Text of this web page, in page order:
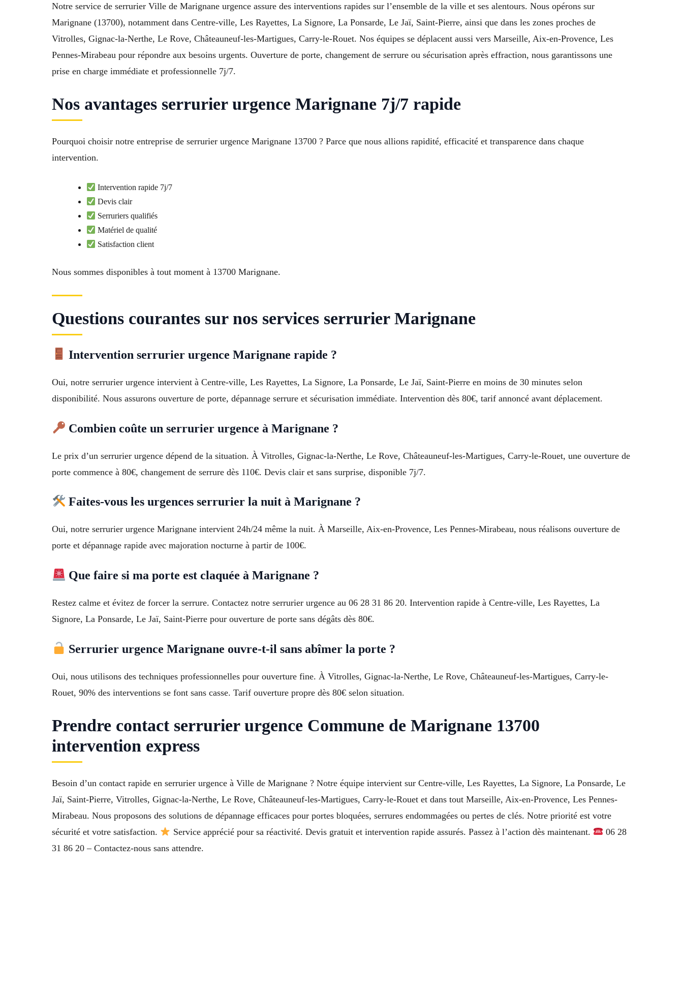
Notre service de serrurier Ville de Marignane urgence assure des interventions rapides sur l’ensemble de la ville et ses alentours. Nous opérons sur
Marignane (13700), notamment dans Centre-ville, Les Rayettes, La Signore, La Ponsarde, Le Jaï, Saint-Pierre, ainsi que dans les zones proches de
Vitrolles, Gignac-la-Nerthe, Le Rove, Châteauneuf-les-Martigues, Carry-le-Rouet. Nos équipes se déplacent aussi vers Marseille, Aix-en-Provence, Les
Pennes-Mirabeau pour répondre aux besoins urgents. Ouverture de porte, changement de serrure ou sécurisation après effraction, nous garantissons une
prise en charge immédiate et professionnelle 7j/7.
Nos avantages serrurier urgence Marignane 7j/7 rapide
Pourquoi choisir notre entreprise de serrurier urgence Marignane 13700 ? Parce que nous allions rapidité, efficacité et transparence dans chaque
intervention.
Intervention rapide 7j/7
Devis clair
Serruriers qualifiés
Matériel de qualité
Satisfaction client
Nous sommes disponibles à tout moment à 13700 Marignane.
Questions courantes sur nos services serrurier Marignane
Intervention serrurier urgence Marignane rapide ?
Oui, notre serrurier urgence intervient à Centre-ville, Les Rayettes, La Signore, La Ponsarde, Le Jaï, Saint-Pierre en moins de 30 minutes selon
disponibilité. Nous assurons ouverture de porte, dépannage serrure et sécurisation immédiate. Intervention dès 80€, tarif annoncé avant déplacement.
Combien coûte un serrurier urgence à Marignane ?
Le prix d’un serrurier urgence dépend de la situation. À Vitrolles, Gignac-la-Nerthe, Le Rove, Châteauneuf-les-Martigues, Carry-le-Rouet, une ouverture de
porte commence à 80€, changement de serrure dès 110€. Devis clair et sans surprise, disponible 7j/7.
Faites-vous les urgences serrurier la nuit à Marignane ?
Oui, notre serrurier urgence Marignane intervient 24h/24 même la nuit. À Marseille, Aix-en-Provence, Les Pennes-Mirabeau, nous réalisons ouverture de
porte et dépannage rapide avec majoration nocturne à partir de 100€.
Que faire si ma porte est claquée à Marignane ?
Restez calme et évitez de forcer la serrure. Contactez notre serrurier urgence au 06 28 31 86 20. Intervention rapide à Centre-ville, Les Rayettes, La
Signore, La Ponsarde, Le Jaï, Saint-Pierre pour ouverture de porte sans dégâts dès 80€.
Serrurier urgence Marignane ouvre-t-il sans abîmer la porte ?
Oui, nous utilisons des techniques professionnelles pour ouverture fine. À Vitrolles, Gignac-la-Nerthe, Le Rove, Châteauneuf-les-Martigues, Carry-le-
Rouet, 90% des interventions se font sans casse. Tarif ouverture propre dès 80€ selon situation.
Prendre contact serrurier urgence Commune de Marignane 13700
intervention express
Besoin d’un contact rapide en serrurier urgence à Ville de Marignane ? Notre équipe intervient sur Centre-ville, Les Rayettes, La Signore, La Ponsarde, Le
Jaï, Saint-Pierre, Vitrolles, Gignac-la-Nerthe, Le Rove, Châteauneuf-les-Martigues, Carry-le-Rouet et dans tout Marseille, Aix-en-Provence, Les Pennes-
Mirabeau. Nous proposons des solutions de dépannage efficaces pour portes bloquées, serrures endommagées ou pertes de clés. Notre priorité est votre
sécurité et votre satisfaction.
Service apprécié pour sa réactivité. Devis gratuit et intervention rapide assurés. Passez à l’action dès maintenant.
06 28
31 86 20 – Contactez-nous sans attendre.